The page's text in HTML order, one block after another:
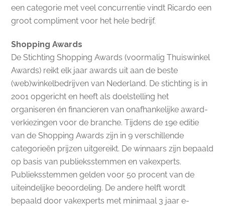
een categorie met veel concurrentie vindt Ricardo een
groot compliment voor het hele bedrijf.
Shopping Awards
De Stichting Shopping Awards (voormalig Thuiswinkel
Awards) reikt elk jaar awards uit aan de beste
(web)winkelbedrijven van Nederland. De stichting is in
2001 opgericht en heeft als doelstelling het
organiseren én financieren van onafhankelijke award-
verkiezingen voor de branche. Tijdens de 19e editie
van de Shopping Awards zijn in 9 verschillende
categorieën prijzen uitgereikt. De winnaars zijn bepaald
op basis van publieksstemmen en vakexperts.
Publieksstemmen gelden voor 50 procent van de
uiteindelijke beoordeling. De andere helft wordt
bepaald door vakexperts met minimaal 3 jaar e-